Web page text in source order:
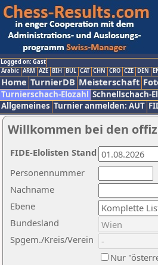
Logged on: Gast
Arabic ARM AZE BIH BUL CAT CHN CRO CZE DEN
Home TurnierDB Meisterschaft
Turnierschach-Elozahl Schnellschach-
Allgemeines Turnier anmelden: AUT
Willkommen bei den
Nachname
Ebene
Personennummer
Bundesland
Spgem./Kreis/Verein
Nur
FIDE-Elolisten Stand